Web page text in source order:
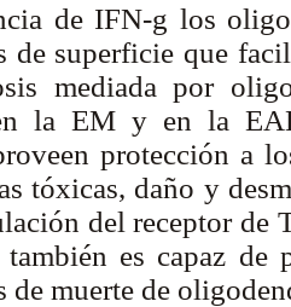
de IFN-g los
de superficie que
mediada por
la EM y en la
protección a
tóxicas, daño y
del receptor de
es capaz de
de muerte de